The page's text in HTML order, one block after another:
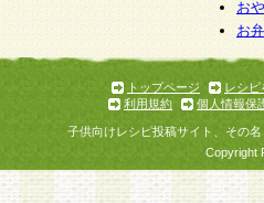
とは任意ですが、個人情報
合には、当社のサービスの
談への対応ができない場合
お
お
トップページ
レシピ
利用規約
個人情報保
子供向けレシピ投稿サイト、その
Copyright